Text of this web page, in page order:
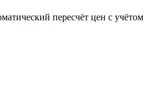
пересчёт цен с учётом